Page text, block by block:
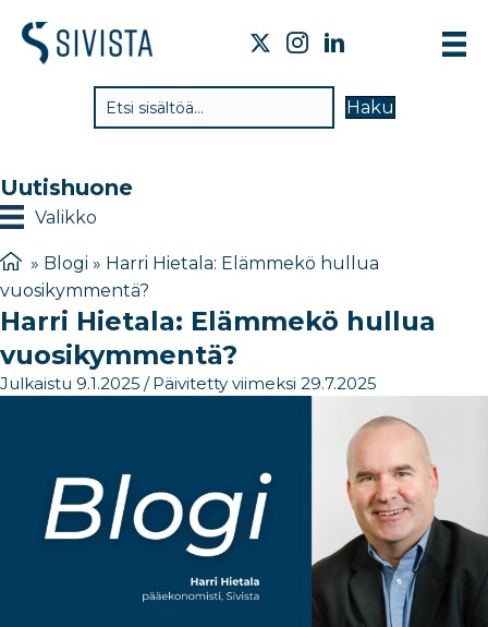
Haku
Uutishuone
Valikko
» Blogi » Harri Hietala: Elämmekö hullua
vuosikymmentä?
Harri Hietala: Elämmekö hullua
vuosikymmentä?
Julkaistu 9.1.2025 / Päivitetty viimeksi 29.7.2025